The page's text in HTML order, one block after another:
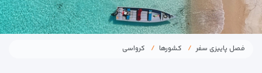
فصل پاییزی سفر کشورها کرواسی